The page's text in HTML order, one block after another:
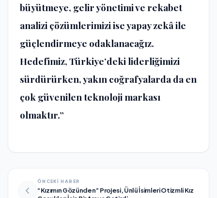
büyütmeye, gelir yönetimi ve rekabet
analizi çözümlerimizi ise yapay zekâile
güçlendirmeye odaklanacağız.
Hedefimiz, Türkiye’deki liderliğimizi
sürdürürken, yakın coğrafyalarda da en
çok güvenilen teknoloji markası
olmaktır.”
ÖNCEKİ HABER
“Kızımın Gözünden” Projesi, Ünlü İsimleri Otizmli Kız